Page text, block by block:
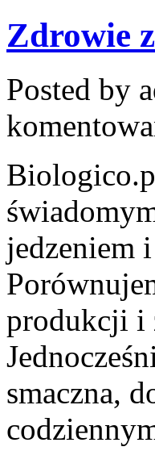
Zdrowie
Posted by
jedzeniem
produkcji i
smaczna,